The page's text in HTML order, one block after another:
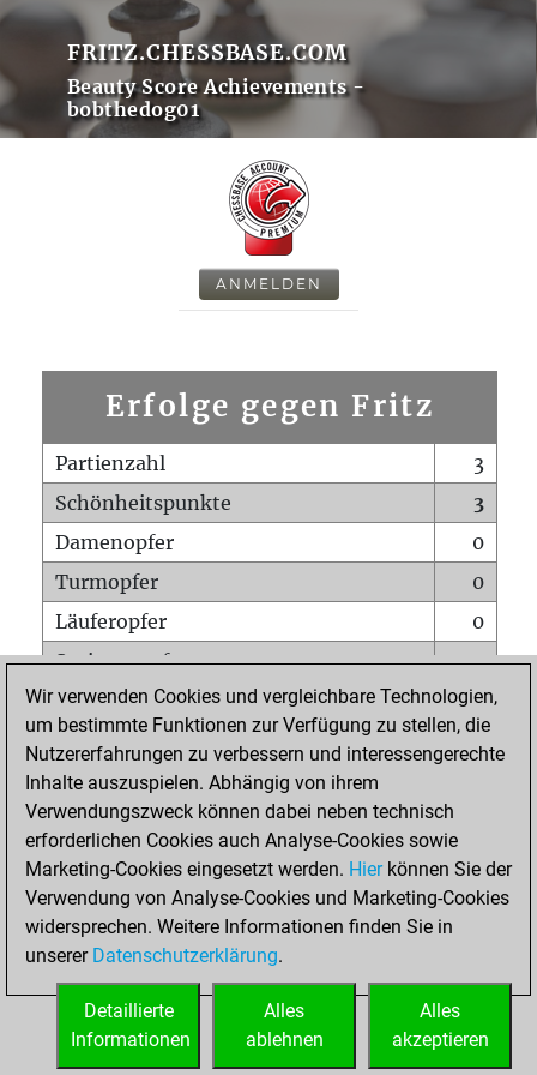
FRITZ.CHESSBASE.COM
Beauty Score Achievements -
bobthedog01
ANMELDEN
Erfolge gegen Fritz
Partienzahl
3
Schönheitspunkte
3
Damenopfer
0
Turmopfer
0
Läuferopfer
0
Springeropfer
0
Bauernopfer
0
Matt auf vollem Brett
0
Bauer setzt Matt
Erstickte Matts
Unterverwandlungen
0
Türme auf der siebten
0
STARTSEITE
Wir verwenden Cookies und vergleichbare Technologien,
um bestimmte Funktionen zur Verfügung zu stellen, die
Nutzererfahrungen zu verbessern und interessengerechte
Inhalte auszuspielen. Abhängig von ihrem
Verwendungszweck können dabei neben technisch
erforderlichen Cookies auch Analyse-Cookies sowie
Marketing-Cookies eingesetzt werden. Hierkönnen Sie der
Verwendung von Analyse-Cookies und Marketing-Cookies
widersprechen. Weitere Informationen finden Sie in
unserer Datenschutzerklärung.
Alles
akzeptieren
Alles
ablehnen
Detaillierte
Informationen